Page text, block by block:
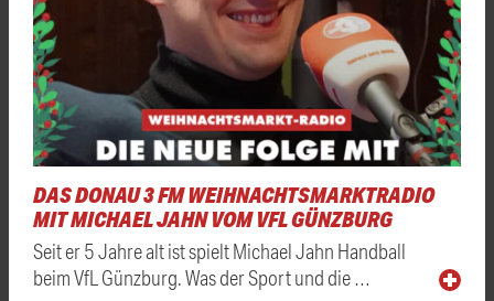
DAS DONAU 3 FM WEIHNACHTSMARKTRADIO
MIT MICHAEL JAHN VOM VFL GÜNZBURG
Seit er 5 Jahre alt ist spielt Michael Jahn Handball
beim VfL Günzburg. Was der Sport und die …